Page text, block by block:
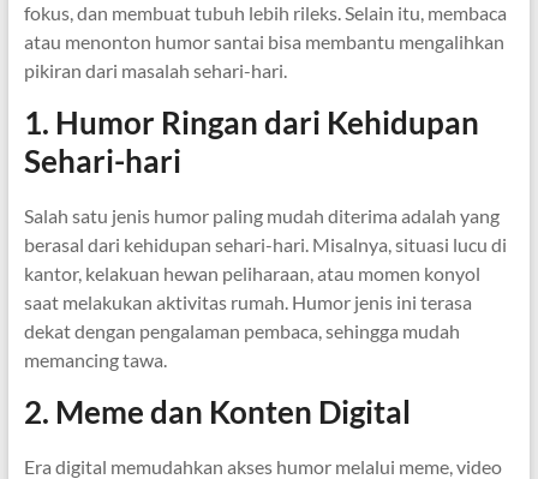
fokus, dan membuat tubuh lebih rileks. Selain itu, membaca
atau menonton humor santai bisa membantu mengalihkan
pikiran dari masalah sehari-hari.
1. Humor Ringan dari Kehidupan
Sehari-hari
Salah satu jenis humor paling mudah diterima adalah yang
berasal dari kehidupan sehari-hari. Misalnya, situasi lucu di
kantor, kelakuan hewan peliharaan, atau momen konyol
saat melakukan aktivitas rumah. Humor jenis ini terasa
dekat dengan pengalaman pembaca, sehingga mudah
memancing tawa.
2. Meme dan Konten Digital
Era digital memudahkan akses humor melalui meme, video